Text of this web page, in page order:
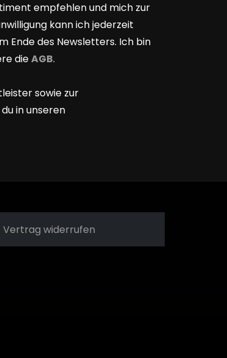
empfehlen und mich zur
kann ich jederzeit
Ende des Newsletters. Ich bin
dieAGB.
sowie zur
in unseren
Vertrag widerrufen